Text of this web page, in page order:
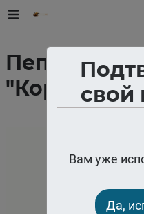
свой
Вам уже
Да,
"Корабль"